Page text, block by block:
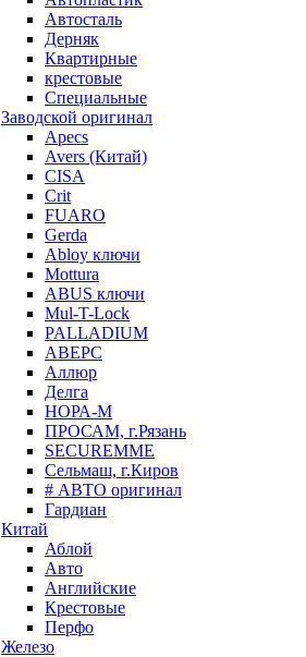
Автосталь
Дерняк
Квартирные
крестовые
Специальные
Заводской оригинал
Apecs
Avers (Китай)
CISA
Crit
FUARO
Gerda
Abloy ключи
Mottura
ABUS ключи
Mul-T-Lock
PALLADIUM
АВЕРС
Аллюр
Делга
НОРА-М
ПРОСАМ, г.Рязань
SECUREMME
Сельмаш, г.Киров
# АВТО оригинал
Гардиан
Китай
Аблой
Авто
Английские
Крестовые
Перфо
Железо